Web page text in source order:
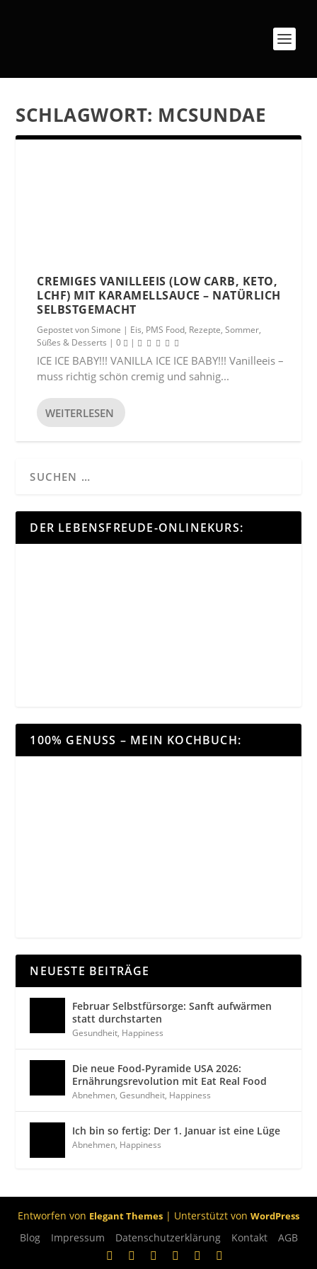
SCHLAGWORT: MCSUNDAE
CREMIGES VANILLEEIS (LOW CARB, KETO,
LCHF) MIT KARAMELLSAUCE – NATÜRLICH
SELBSTGEMACHT
Gepostet vonSimone | Eis, PMS Food, Rezepte,Sommer,
Süßes & Desserts |0 |
ICE ICE BABY!!! VANILLA ICE ICE BABY!!! Vanilleeis –
muss richtig schön cremig und sahnig...
WEITERLESEN
DER LEBENSFREUDE-ONLINEKURS:
100% GENUSS – MEIN KOCHBUCH:
NEUESTE BEITRÄGE
Februar Selbstfürsorge: Sanft aufwärmen
statt durchstarten
Gesundheit, Happiness
Die neue Food-Pyramide USA 2026:
Ernährungsrevolution mit Eat Real Food
Abnehmen,Gesundheit, Happiness
Ich bin so fertig: Der 1. Januar ist eine Lüge
Abnehmen, Happiness
Entworfen von Elegant Themes | Unterstützt von WordPress
Blog Impressum Datenschutzerklärung Kontakt AGB